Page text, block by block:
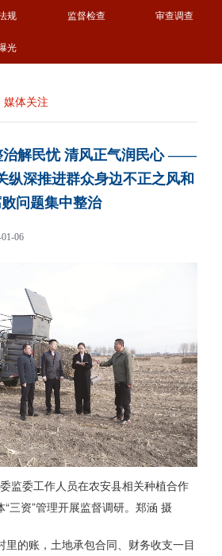
规 监督检查 审查调查
光
媒体关注
治解民忧 清风正气润民心 ——
纵深推进群众身边不正之风和
问题集中整治
06
监委工作人员在农安县相关种植合作
三资”管理开展监督调研。郑涵 摄
里的账，土地承包合同、财务收支一目